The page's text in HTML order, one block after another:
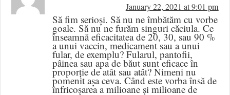
January 22, 2021 at 9:01 pm
Să fim serioși. Să nu ne îmbătăm cu vorbe
goale. Să nu ne furăm singuri căciula. Ce
înseamnă eficacitatea de 20, 30, sau 90 %
a unui vaccin, medicament sau a unui
fular, de exemplu? Fularul, pantofii,
pâinea sau apa de băut sunt eficace în
proporție de atât sau atât? Nimeni nu
pomenit așa ceva. Când este vorba însă de
înfricoșarea a milioane și milioane de